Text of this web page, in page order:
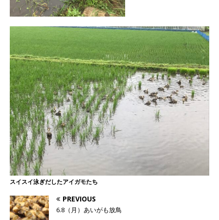
スイスイ泳ぎだしたアイガモたち
PREVIOUS
6.8（月）あいがも放鳥